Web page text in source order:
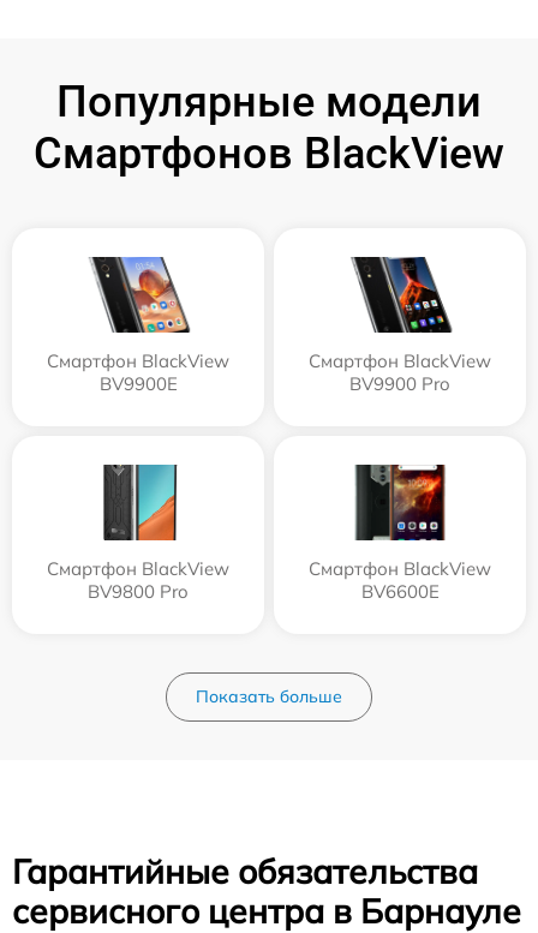
Популярные модели
Смартфонов BlackView
Смартфон BlackView
BV9900E
Смартфон BlackView
BV9900 Pro
Смартфон BlackView
BV9800 Pro
Смартфон BlackView
BV6600E
Показать больше
Гарантийные обязательства
сервисного центра в Барнауле